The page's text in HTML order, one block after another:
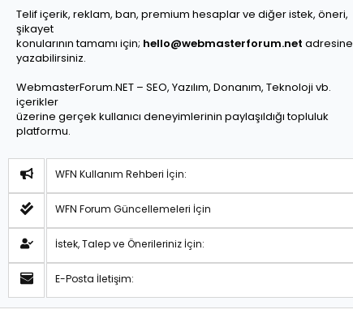
Telif içerik, reklam, ban, premium hesaplar ve diğer istek, öneri,
şikayet
konularının tamamı için; hello@webmasterforum.net adresine
yazabilirsiniz.
WebmasterForum.NET – SEO, Yazılım, Donanım, Teknoloji vb.
içerikler
üzerine gerçek kullanıcı deneyimlerinin paylaşıldığı topluluk
platformu.
WFN Kullanım Rehberi İçin:
WFN Forum Güncellemeleri İçin
İstek, Talep ve Önerileriniz İçin:
E-Posta İletişim: